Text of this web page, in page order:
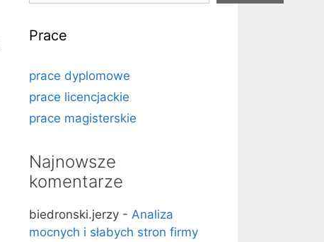
Prace
prace dyplomowe
prace licencjackie
prace magisterskie
Najnowsze
komentarze
biedronski.jerzy - Analiza
mocnych i słabych stron firmy